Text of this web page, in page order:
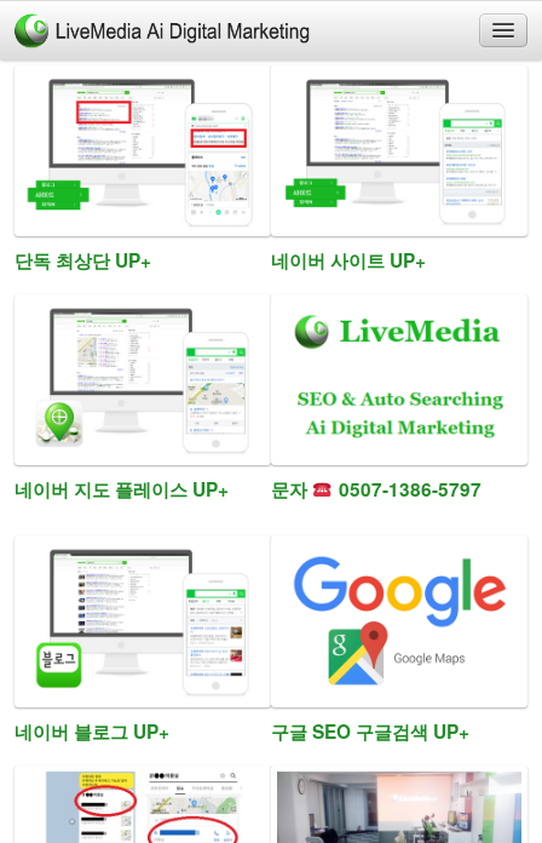
네이버순위
올리는법
검색순위
네이버사이트순위
플레이스순위
단독 최상단 UP+ 네이버 사이트 UP+
네이버 지도 플레이스 UP+ 문자 0507-1386-5797
네이버 블로그 UP+ 구글 SEO 구글검색 UP+